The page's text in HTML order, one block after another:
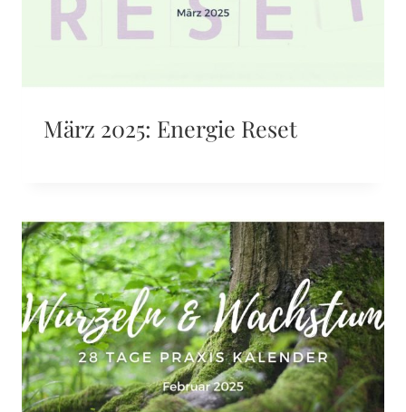
März 2025: Energie Reset